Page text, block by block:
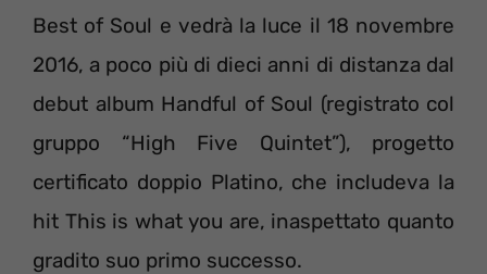
Best of Soul e vedrà la luce il 18 novembre
2016, a poco più di dieci anni di distanza dal
debut album Handful of Soul (registrato col
gruppo “High Five Quintet”), progetto
certificato doppio Platino, che includeva la
hit This is what you are, inaspettato quanto
gradito suo primo successo.